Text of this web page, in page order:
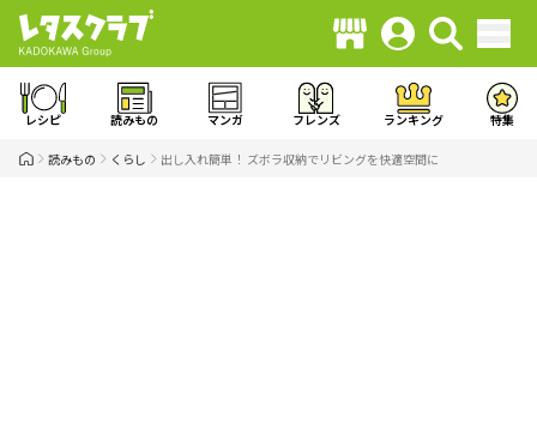
レシピ 読みもの マンガ フレンズ ランキング 特集
読みもの くらし 出し入れ簡単！ ズボラ収納でリビングを快適空間に